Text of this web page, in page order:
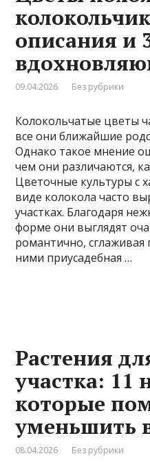
описания и
09.04.2026 Без рубрики
Колокольчатые цветы
все они ближайшие
Однако такое мнение
чем они различаются,
Цветочные культуры с
виде колокола часто
участках. Благодаря
форме они выглядят
романтично, сглаживая
ними приусадебная …
Растения
участка: 11
которые
уменьшить
08.04.2026 Без рубрики